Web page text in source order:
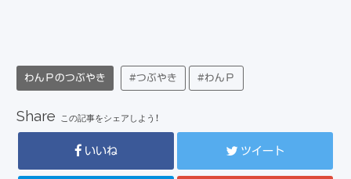
わんＰのつぶやき #つぶやき #わんＰ
Share この記事をシェアしよう！
いいね ツイート